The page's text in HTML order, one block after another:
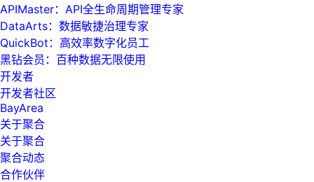
APIMaster：API全生命周期管理专家
DataArts：数据敏捷治理专家
QuickBot：高效率数字化员工
黑钻会员：百种数据无限使用
开发者
开发者社区
BayArea
关于聚合
关于聚合
聚合动态
合作伙伴